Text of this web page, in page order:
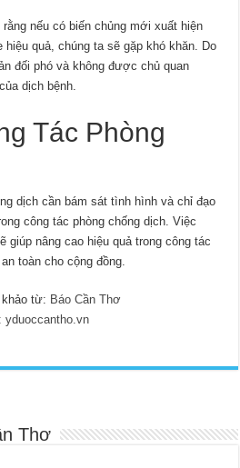
nếu có biến chủng mới xuất hiện
quả, chúng ta sẽ gặp khó khăn. Do
đối phó và không được chủ quan
dịch bệnh.
Tác Phòng
dịch cần bám sát tình hình và chỉ đạo
công tác phòng chống dịch. Việc
giúp nâng cao hiệu quả trong công tác
toàn cho cộng đồng.
từ: Báo Cần Thơ
yduoccantho.vn
Thơ